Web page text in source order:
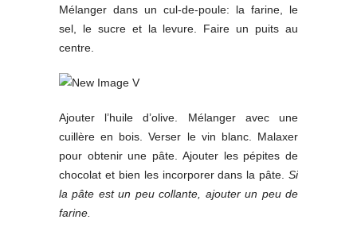
Mélanger dans un cul-de-poule: la farine, le
sel, le sucre et la levure. Faire un puits au
centre.
Ajouter l’huile d’olive. Mélanger avec une
cuillère en bois. Verser le vin blanc. Malaxer
pour obtenir une pâte. Ajouter les pépites de
chocolat et bien les incorporer dans la pâte. Si
la pâte est un peu collante, ajouter un peu de
farine.